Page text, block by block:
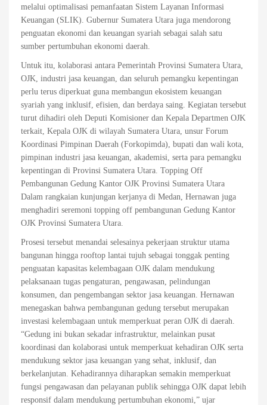
melalui optimalisasi pemanfaatan Sistem Layanan Informasi
Keuangan (SLIK). Gubernur Sumatera Utara juga mendorong
penguatan ekonomi dan keuangan syariah sebagai salah satu
sumber pertumbuhan ekonomi daerah.
Untuk itu, kolaborasi antara Pemerintah Provinsi Sumatera Utara,
OJK, industri jasa keuangan, dan seluruh pemangku kepentingan
perlu terus diperkuat guna membangun ekosistem keuangan
syariah yang inklusif, efisien, dan berdaya saing. Kegiatan tersebut
turut dihadiri oleh Deputi Komisioner dan Kepala Departmen OJK
terkait, Kepala OJK di wilayah Sumatera Utara, unsur Forum
Koordinasi Pimpinan Daerah (Forkopimda), bupati dan wali kota,
pimpinan industri jasa keuangan, akademisi, serta para pemangku
kepentingan di Provinsi Sumatera Utara. Topping Off
Pembangunan Gedung Kantor OJK Provinsi Sumatera Utara
Dalam rangkaian kunjungan kerjanya di Medan, Hernawan juga
menghadiri seremoni topping off pembangunan Gedung Kantor
OJK Provinsi Sumatera Utara.
Prosesi tersebut menandai selesainya pekerjaan struktur utama
bangunan hingga rooftop lantai tujuh sebagai tonggak penting
penguatan kapasitas kelembagaan OJK dalam mendukung
pelaksanaan tugas pengaturan, pengawasan, pelindungan
konsumen, dan pengembangan sektor jasa keuangan. Hernawan
menegaskan bahwa pembangunan gedung tersebut merupakan
investasi kelembagaan untuk memperkuat peran OJK di daerah.
“Gedung ini bukan sekadar infrastruktur, melainkan pusat
koordinasi dan kolaborasi untuk memperkuat kehadiran OJK serta
mendukung sektor jasa keuangan yang sehat, inklusif, dan
berkelanjutan. Kehadirannya diharapkan semakin memperkuat
fungsi pengawasan dan pelayanan publik sehingga OJK dapat lebih
responsif dalam mendukung pertumbuhan ekonomi,” ujar